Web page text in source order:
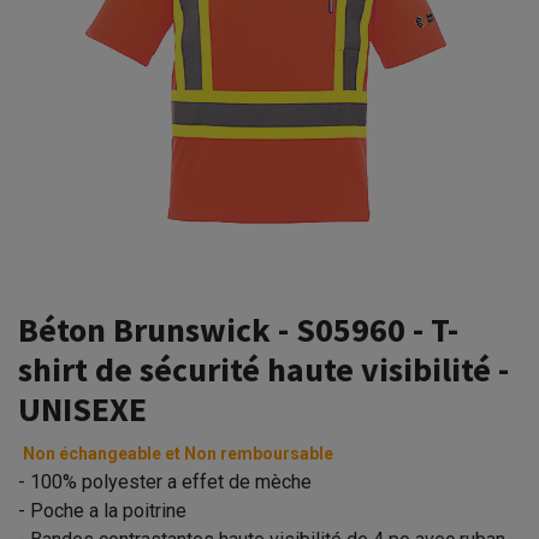
Béton Brunswick - S05960 - T-
shirt de sécurité haute visibilité -
UNISEXE
Non échangeable et Non remboursable
- 100% polyester a effet de mèche
- Poche a la poitrine